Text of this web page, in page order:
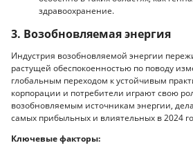
здравоохранение.
3. Возобновляемая энергия
Индустрия возобновляемой энергии
растущей обеспокоенностью по поводу
глобальным переходом к устойчивым
корпорации и потребители играют свою
возобновляемым источникам энергии,
самых прибыльных и влиятельных в 2024
Ключевые факторы: